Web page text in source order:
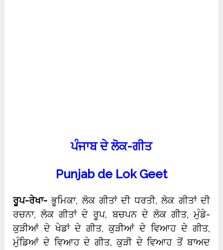
ਪੰਜਾਬ ਦੇ ਲੋਕ-ਗੀਤ
Punjab de Lok Geet
ਰੂਪ-ਰੇਖਾ- ਭੂਮਿਕਾ, ਲੋਕ ਗੀਤਾਂ ਦੀ ਧਰਤੀ, ਲੋਕ ਗੀਤਾਂ ਦੀ
ਰਚਨਾ, ਲੋਕ ਗੀਤਾਂ ਦੇ ਰੂਪ, ਬਚਪਨ ਦੇ ਲੋਕ ਗੀਤ, ਮੁੰਡੇ-
ਕੁੜੀਆਂ ਦੇ ਖੇਡਾਂ ਦੇ ਗੀਤ, ਕੁੜੀਆਂ ਦੇ ਵਿਆਹ ਦੇ ਗੀਤ,
ਮੁੰਡਿਆਂ ਦੇ ਵਿਆਹ ਦੇ ਗੀਤ, ਕੁੜੀ ਦੇ ਵਿਆਹ ਤੋਂ ਬਾਅਦ